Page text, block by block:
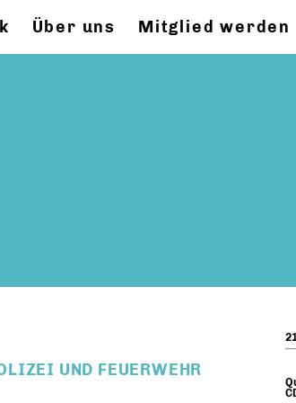
Über uns Mitglied werden
UND FEUERWEHR